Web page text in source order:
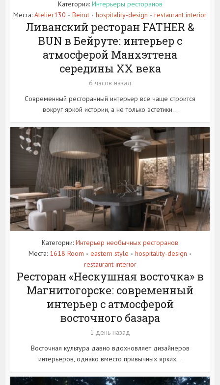
Категории: Интерьеры ресторанов
Места: Atelier130 • Beirut • hospitality-design • restaurant interior
Ливанский ресторан FATHER &
BUN в Бейруте: интерьер с
атмосферой Манхэттена
середины XX века
6 часов назад
Современный ресторанный интерьер все чаще строится
вокруг яркой истории, а не только эстетики...
Категории: Интерьер необычных ресторанов
Места: 1618 Room • eastern style • hospitality-design •
restaurant interior
Ресторан «Нескушная восточка» в
Магнитогорске: современный
интерьер с атмосферой
восточного базара
1 день назад
Восточная культура давно вдохновляет дизайнеров
интерьеров, однако вместо привычных ярких...